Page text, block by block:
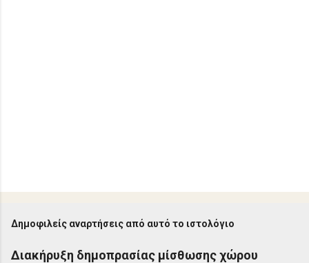
Δημοφιλείς αναρτήσεις από αυτό το ιστολόγιο
Διακήρυξη δημοπρασίας μίσθωσης χώρου